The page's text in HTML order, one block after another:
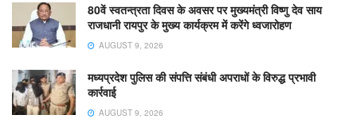
80वें स्वतन्त्रता दिवस के अवसर पर मुख्यमंत्री विष्णु देव साय
राजधानी रायपुर के मुख्य कार्यक्रम में करेंगे ध्वजारोहण
AUGUST 9, 2026
मध्यप्रदेश पुलिस की संपत्ति संबंधी अपराधों के विरुद्ध प्रभावी
कार्रवाई
AUGUST 9, 2026